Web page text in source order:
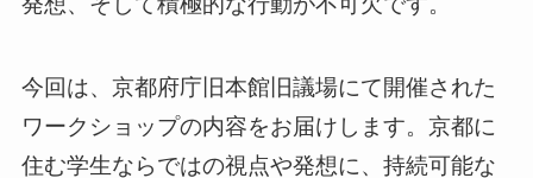
今回は、京都府庁旧本館旧議場にて開催された
ワークショップの内容をお届けします。京都に
住む学生ならではの視点や発想に、持続可能な